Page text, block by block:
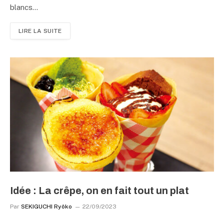
blancs…
LIRE LA SUITE
Idée : La crêpe, on en fait tout un plat
Par SEKIGUCHI Ryôko 22/09/2023